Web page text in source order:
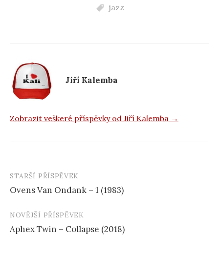
o
k
jazz
Jiří Kalemba
Zobrazit veškeré příspěvky od Jiří Kalemba →
Navigace
příspěvku
STARŠÍ PŘÍSPĚVEK
Ovens Van Ondank – 1 (1983)
NOVĚJŠÍ PŘÍSPĚVEK
Aphex Twin – Collapse (2018)